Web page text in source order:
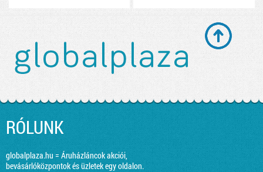
RÓLUNK
globalplaza.hu = Áruházláncok akciói,
bevásárlóközpontok és üzletek egy oldalon.